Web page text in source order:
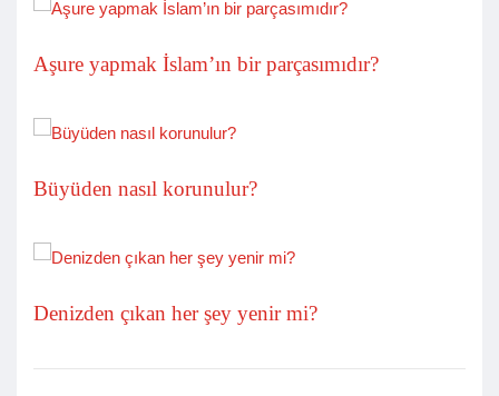
Aşure yapmak İslam’ın bir parçasımıdır?
Büyüden nasıl korunulur?
Denizden çıkan her şey yenir mi?